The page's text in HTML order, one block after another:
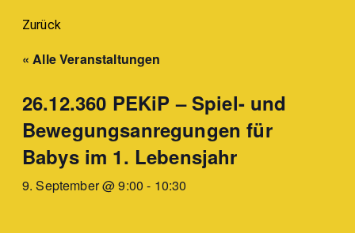
Zurück
« Alle Veranstaltungen
26.12.360 PEKiP – Spiel- und
Bewegungsanregungen für
Babys im 1. Lebensjahr
9. September @ 9:00 - 10:30